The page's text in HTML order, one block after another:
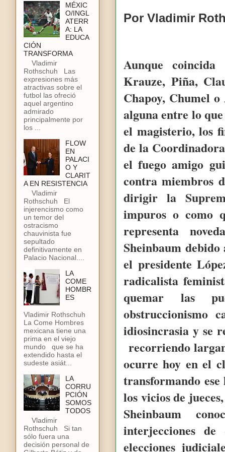
Por Vladimir
Aunque
Krauze, Piña,
Chapoy, Chumel
alguna entre lo
el magisterio, los
de la Coordinadora
el fuego amigo
contra miembros
dirigir la
impuros o como
representa
Sheinbaum
el presidente
radicalista
quemar las
obstruccionismo
idiosincrasia y se
recorriendo
ocurre hoy en el
transformando
los vicios de
Sheinbaum
interjecciones
elecciones
MÉXIC
O/INGL
ATERR
A: LA
EDUCA
CIÓN
TRANSFORMA
Vladimir
Rothschuh Las
expresiones más
atractivas sobre el
futbol las ofreció
aquel argentino
admirado
principalmente por
los ...
FLOW
EN
PALACI
O Y
CLARIT
A EN RESISTENCIA
Vladimir
Rothschuh El
injerencismo como
un temor del
ostracismo
chauvinista fue
sepultado
definitivamente en
Palacio Nacional....
LA
COME
HOMBR
ES
Vladimir Rothschuh
La Come Hombres
mexicana tiene una
prima en el viejo
mundo que se ha
extendido hasta el
sudeste asiát...
LA
CORRU
PCIÓN
SOMOS
TODOS
Vladimir
Rothschuh Si tan
sólo fuera una
decisión personal de